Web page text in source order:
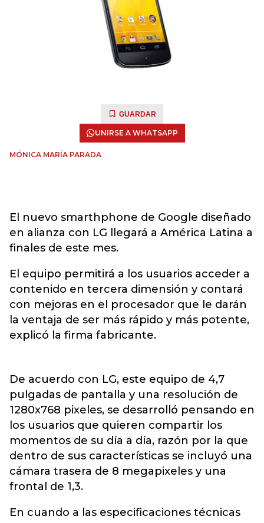
GUARDAR
UNIRSE A WHATSAPP
MÓNICA MARÍA PARADA
El nuevo smarthphone de Google diseñado
en alianza con LG llegará a América Latina a
finales de este mes.
El equipo permitirá a los usuarios acceder a
contenido en tercera dimensión y contará
con mejoras en el procesador que le darán
la ventaja de ser más rápido y más potente,
explicó la firma fabricante.
De acuerdo con LG, este equipo de 4,7
pulgadas de pantalla y una resolución de
1280x768 pixeles, se desarrolló pensando en
los usuarios que quieren compartir los
momentos de su día a día, razón por la que
dentro de sus características se incluyó una
cámara trasera de 8 megapixeles y una
frontal de 1,3.
En cuando a las especificaciones técnicas